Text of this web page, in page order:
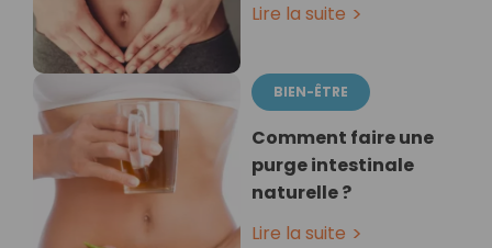
Lire la suite
BIEN-ÊTRE
Comment faire une
purge intestinale
naturelle ?
Lire la suite